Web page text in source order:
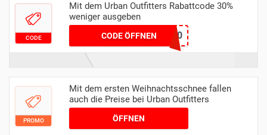
CODE
Mit dem Urban Outfitters Rabattcode 30%
weniger ausgeben
CODE ÖFFNENEMILY30
PROMO
Mit dem ersten Weihnachtsschnee fallen
auch die Preise bei Urban Outfitters
ÖFFNEN